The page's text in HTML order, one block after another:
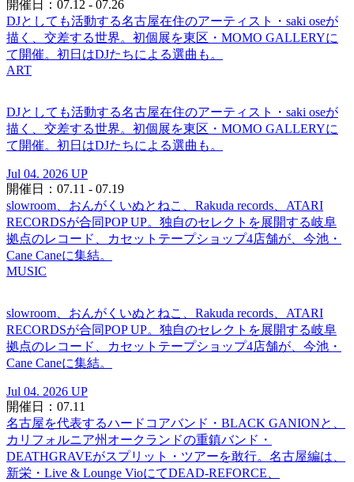
開催日：07.12 - 07.26
DJとしても活動する名古屋在住のアーティスト・saki oseが
描く、交差する世界。初個展を東区・MOMO GALLERYに
て開催。初日はDJたちによる選曲も。
ART
DJとしても活動する名古屋在住のアーティスト・saki oseが
描く、交差する世界。初個展を東区・MOMO GALLERYに
て開催。初日はDJたちによる選曲も。
Jul 04. 2026 UP
開催日：07.11 - 07.19
slowroom、おんがくいぬとねこ、Rakuda records、ATARI
RECORDSが合同POP UP。独自のセレクトを展開する岐阜
拠点のレコード、カセットテープショップ4店舗が、今池・
Cane Caneに集結。
MUSIC
slowroom、おんがくいぬとねこ、Rakuda records、ATARI
RECORDSが合同POP UP。独自のセレクトを展開する岐阜
拠点のレコード、カセットテープショップ4店舗が、今池・
Cane Caneに集結。
Jul 04. 2026 UP
開催日：07.11
名古屋を代表するハードコアバンド・BLACK GANIONと、
カリフォルニア州オークランドの重鎮バンド・
DEATHGRAVEがスプリット・ツアーを敢行。名古屋編は、
新栄・Live & Lounge VioにてDEAD-REFORCE、